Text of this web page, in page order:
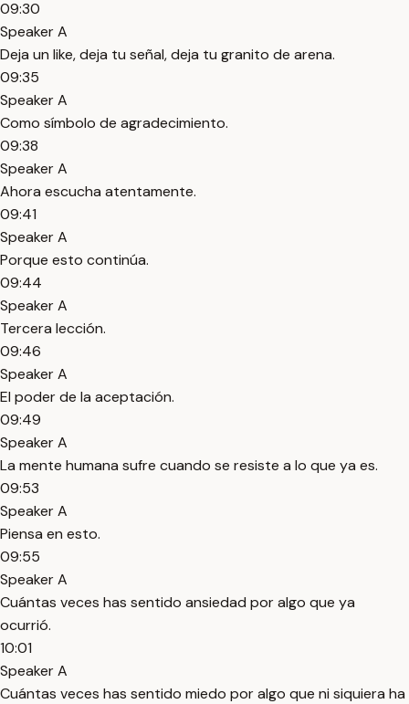
09:30
Speaker A
Deja un like, deja tu señal, deja tu granito de arena.
09:35
Speaker A
Como símbolo de agradecimiento.
09:38
Speaker A
Ahora escucha atentamente.
09:41
Speaker A
Porque esto continúa.
09:44
Speaker A
Tercera lección.
09:46
Speaker A
El poder de la aceptación.
09:49
Speaker A
La mente humana sufre cuando se resiste a lo que ya es.
09:53
Speaker A
Piensa en esto.
09:55
Speaker A
Cuántas veces has sentido ansiedad por algo que ya
ocurrió.
10:01
Speaker A
Cuántas veces has sentido miedo por algo que ni siquiera ha